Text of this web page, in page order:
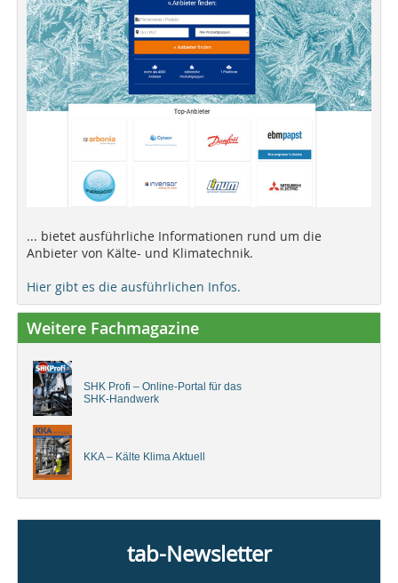
... bietet ausführliche Informationen rund um die
Anbieter von Kälte- und Klimatechnik.
Hier gibt es die ausführlichen Infos.
Weitere Fachmagazine
SHK Profi – Online-Portal für das
SHK-Handwerk
KKA – Kälte Klima Aktuell
tab-Newsletter